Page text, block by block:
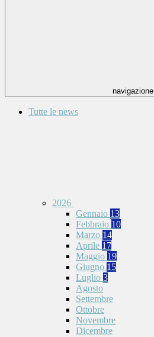
navigazione
Tutte le news
2026
Gennaio 13
Febbraio 10
Marzo 14
Aprile 17
Maggio 19
Giugno 15
Luglio 3
Agosto
Settembre
Ottobre
Novembre
Dicembre